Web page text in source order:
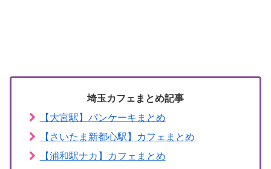
埼玉カフェまとめ記事
【大宮駅】パンケーキまとめ
【さいたま新都心駅】カフェまとめ
【浦和駅ナカ】カフェまとめ